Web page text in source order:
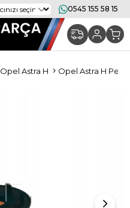
0545 155 58 15
Opel Astra H Opel Astra H